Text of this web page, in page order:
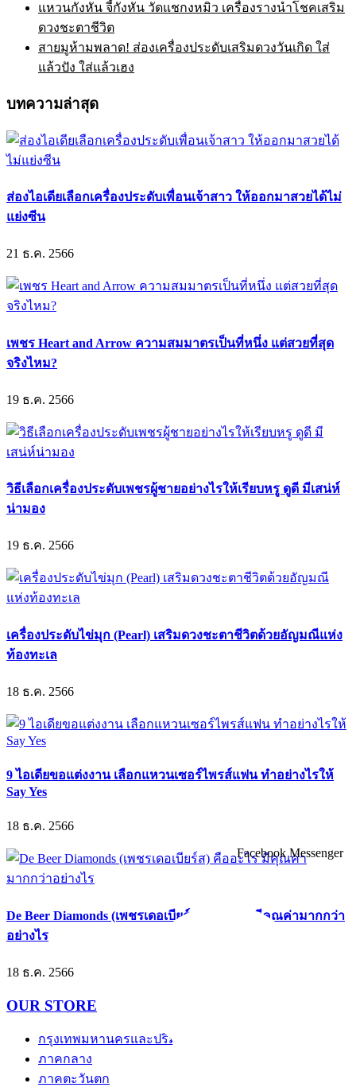
แหวนกังหัน จี้กังหัน วัดแชกงหมิว เครื่องรางนำโชคเสริม
ดวงชะตาชีวิต
สายมูห้ามพลาด! ส่องเครื่องประดับเสริมดวงวันเกิด ใส่
แล้วปัง ใส่แล้วเฮง
บทความล่าสุด
ส่องไอเดียเลือกเครื่องประดับเพื่อนเจ้าสาว ให้ออกมาสวยได้ไม่
แย่งซีน
21 ธ.ค. 2566
เพชร Heart and Arrow ความสมมาตรเป็นที่หนึ่ง แต่สวยที่สุด
จริงไหม?
19 ธ.ค. 2566
วิธีเลือกเครื่องประดับเพชรผู้ชายอย่างไรให้เรียบหรู ดูดี มีเสน่ห์
น่ามอง
19 ธ.ค. 2566
เครื่องประดับไข่มุก (Pearl) เสริมดวงชะตาชีวิตด้วยอัญมณีแห่ง
ท้องทะเล
18 ธ.ค. 2566
9 ไอเดียขอแต่งงาน เลือกแหวนเซอร์ไพรส์แฟน ทำอย่างไรให้
Say Yes
18 ธ.ค. 2566
De Beer Diamonds (เพชรเดอเบียร์ส) คืออะไร มีคุณค่ามากกว่า
อย่างไร
18 ธ.ค. 2566
OUR STORE
กรุงเทพมหานครและปริมณฑล
ภาคกลาง
ภาคตะวันตก
Facebook Messenger